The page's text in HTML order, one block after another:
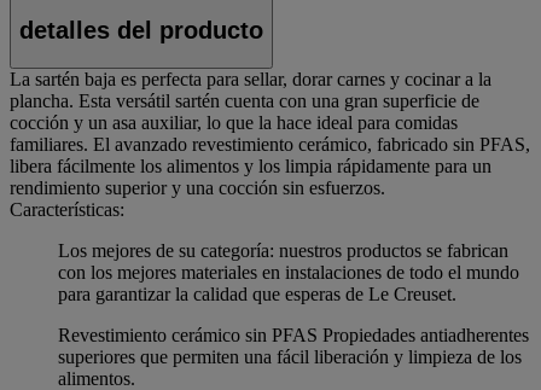
detalles del producto
La sartén baja es perfecta para sellar, dorar carnes y cocinar a la
plancha. Esta versátil sartén cuenta con una gran superficie de
cocción y un asa auxiliar, lo que la hace ideal para comidas
familiares. El avanzado revestimiento cerámico, fabricado sin PFAS,
libera fácilmente los alimentos y los limpia rápidamente para un
rendimiento superior y una cocción sin esfuerzos.
Características:
Los mejores de su categoría: nuestros productos se fabrican
con los mejores materiales en instalaciones de todo el mundo
para garantizar la calidad que esperas de Le Creuset.
Revestimiento cerámico sin PFAS Propiedades antiadherentes
superiores que permiten una fácil liberación y limpieza de los
alimentos.